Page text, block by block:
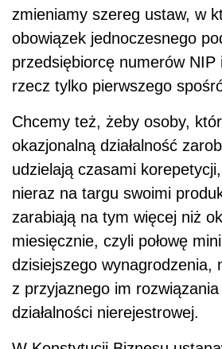
zmieniamy szereg ustaw, w
obowiązek jednoczesnego
przedsiębiorcę numerów NIP
rzecz tylko pierwszego
Chcemy też, żeby osoby,
okazjonalną działalność
udzielają czasami
nieraz na targu swoimi
zarabiają na tym więcej niż
miesięcznie, czyli połowę
dzisiejszego wynagrodzenia,
z przyjaznego im
działalności nierejestrowej.